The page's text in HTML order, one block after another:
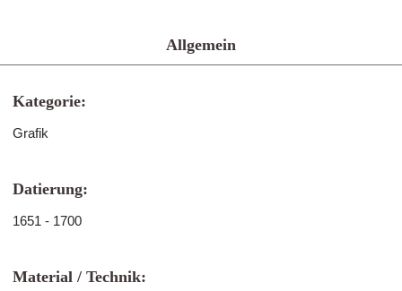
Allgemein
Kategorie:
Grafik
Datierung:
1651 - 1700
Material / Technik: